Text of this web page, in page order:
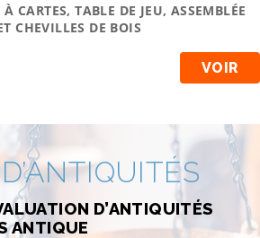
CARTES, TABLE DE JEU, ASSEMBLÉE
CHEVILLES DE BOIS
VOIR
D’ANTIQUITÉS
ANTIQUE